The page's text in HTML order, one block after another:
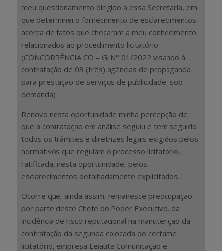
meu questionamento dirigido a essa Secretaria, em
que determinei o fornecimento de esclarecimentos
acerca de fatos que checaram a meu conhecimento
relacionados ao procedimento licitatório
(CONCORRÊNCIA CO – Gl N° 01/2022 visando à
contratação de 03 (três) agências de propaganda
para prestação de serviços de publicidade, sob
demanda).
Renovo nesta oportunidade minha percepção de
que a contratação em análise seguiu e tem seguido
todos os trâmites e diretrizes legais exigidos pelos
normativos que regulam o processo licitatório,
ratificada, nesta oportunidade, pelos
esclarecimentos detalhadamente explicitados.
Ocorre que, ainda assim, remanesce preocupação
por parte deste Chefe do Poder Executivo, da
incidência de risco reputacional na manutenção da
contratação da segunda colocada do certame
licitatório, empresa Leiaute Comunicação e